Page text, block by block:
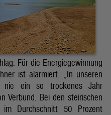
Für die Energiegewinnung
ist alarmiert. „In unseren
nie ein so trockenes Jahr
Verbund. Bei den steirischen
Durchschnitt 50 Prozent